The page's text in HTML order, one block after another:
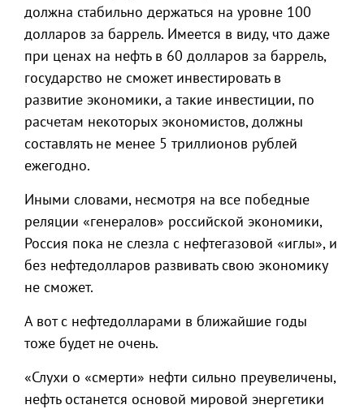
должна стабильно держаться на уровне 100
долларов за баррель. Имеется в виду, что даже
при ценах на нефть в 60 долларов за баррель,
государство не сможет инвестировать в
развитие экономики, а такие инвестиции, по
расчетам некоторых экономистов, должны
составлять не менее 5 триллионов рублей
ежегодно.
Иными словами, несмотря на все победные
реляции «генералов» российской экономики,
Россия пока не слезла с нефтегазовой «иглы», и
без нефтедолларов развивать свою экономику
не сможет.
А вот с нефтедолларами в ближайшие годы
тоже будет не очень.
«Слухи о «смерти» нефти сильно преувеличены,
нефть останется основой мировой энергетики